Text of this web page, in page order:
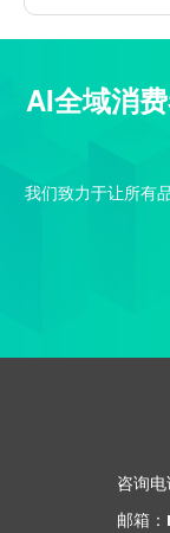
AI全域消
我们致力于让所有
咨询电
邮箱：